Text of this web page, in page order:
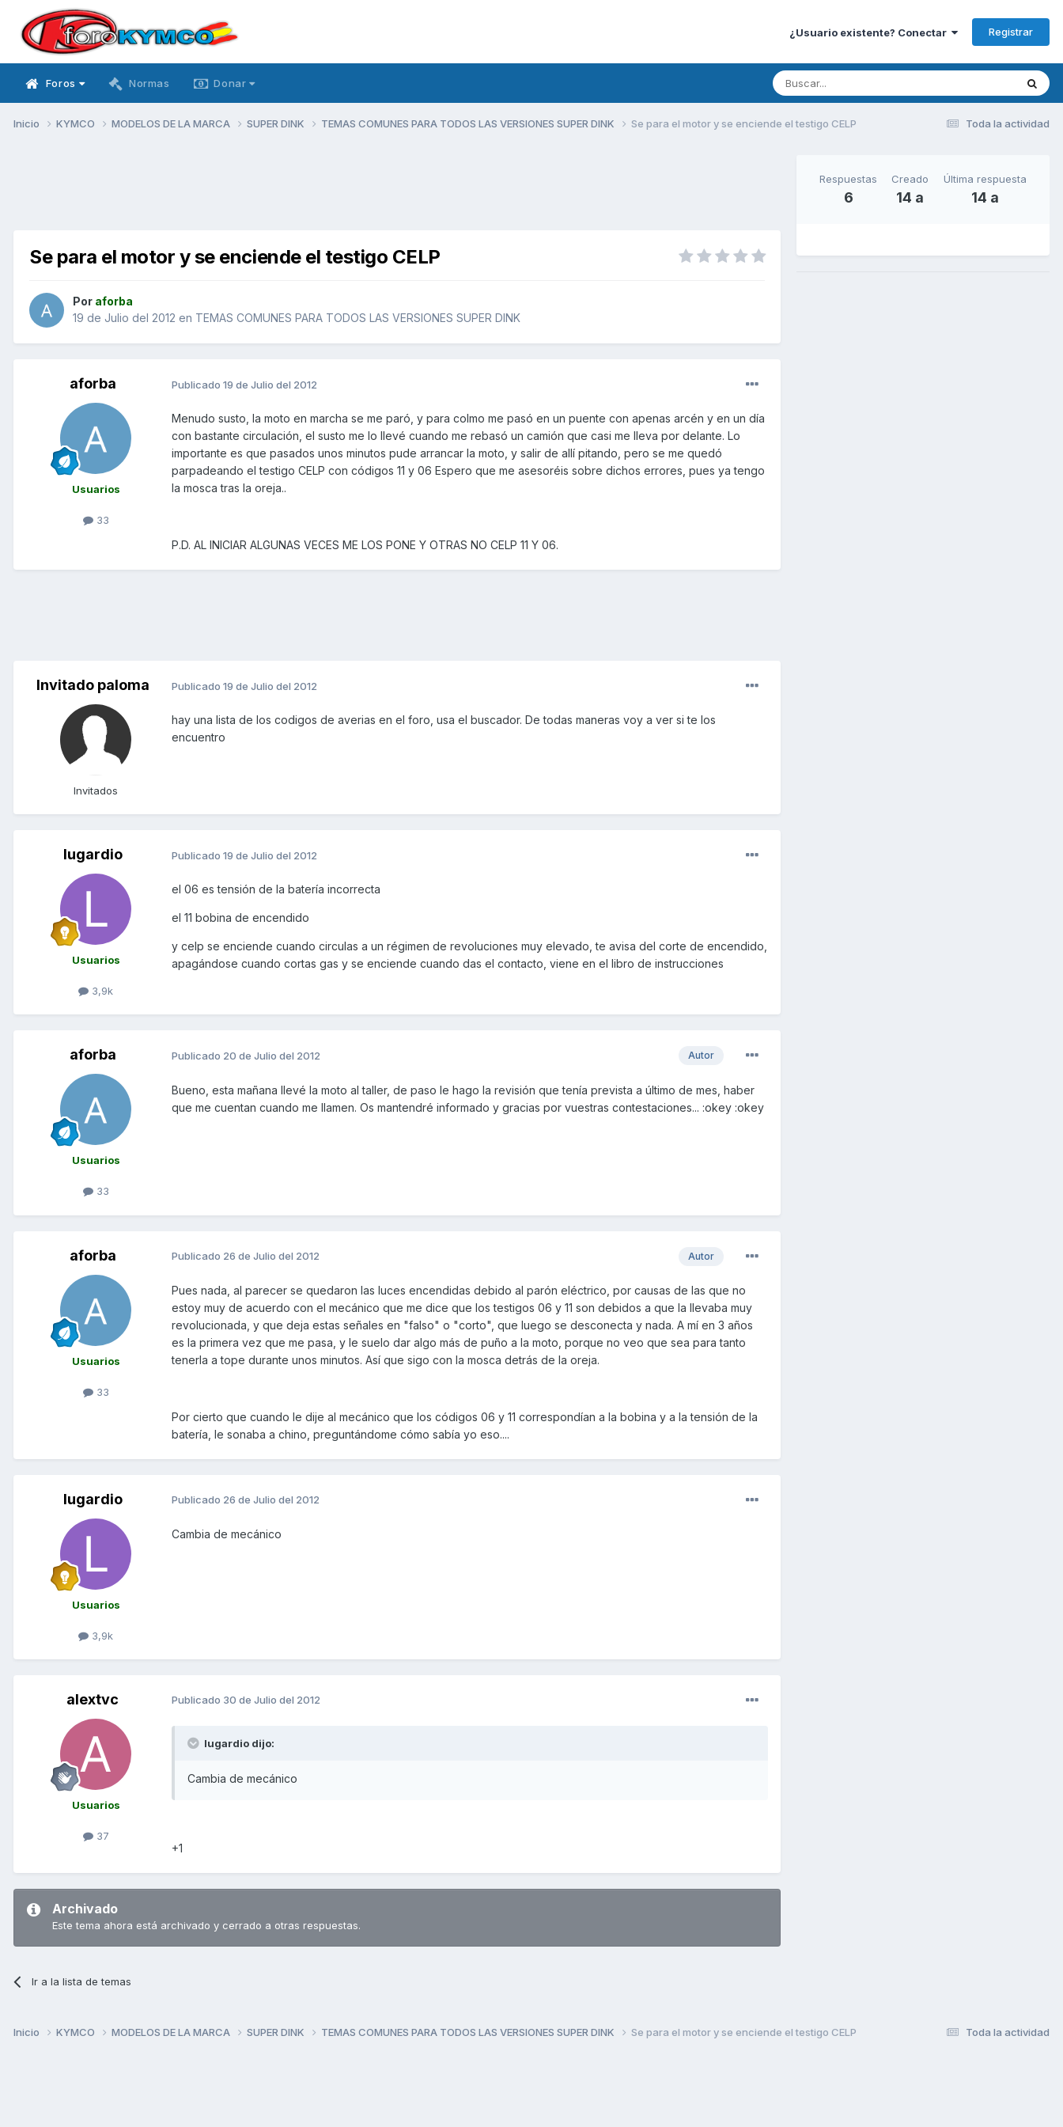
¿Usuario existente? Conectar Registrar
Foros Normas Donar
Toda la actividad
Inicio KYMCO MODELOS DE LA MARCA SUPER DINK TEMAS COMUNES PARA TODOS LAS VERSIONES SUPER DINK Se para el motor y se enciende el testigo CELP
Se para el motor y se enciende el testigo CELP
Por aforba
19 de Julio del 2012 en TEMAS COMUNES PARA TODOS LAS VERSIONES SUPER DINK
aforba
Usuarios
33
Publicado 19 de Julio del 2012
Menudo susto, la moto en marcha se me paró, y para colmo me pasó en un puente con apenas arcén y en un día
con bastante circulación, el susto me lo llevé cuando me rebasó un camión que casi me lleva por delante. Lo
importante es que pasados unos minutos pude arrancar la moto, y salir de allí pitando, pero se me quedó
parpadeando el testigo CELP con códigos 11 y 06 Espero que me asesoréis sobre dichos errores, pues ya tengo
la mosca tras la oreja..
P.D. AL INICIAR ALGUNAS VECES ME LOS PONE Y OTRAS NO CELP 11 Y 06.
Invitado paloma
Invitados
Publicado 19 de Julio del 2012
hay una lista de los codigos de averias en el foro, usa el buscador. De todas maneras voy a ver si te los
encuentro
lugardio
Usuarios
3,9k
Publicado 19 de Julio del 2012
el 06 es tensión de la batería incorrecta
el 11 bobina de encendido
y celp se enciende cuando circulas a un régimen de revoluciones muy elevado, te avisa del corte de encendido,
apagándose cuando cortas gas y se enciende cuando das el contacto, viene en el libro de instrucciones
aforba
Usuarios
33
Autor
Publicado 20 de Julio del 2012
Bueno, esta mañana llevé la moto al taller, de paso le hago la revisión que tenía prevista a último de mes, haber
que me cuentan cuando me llamen. Os mantendré informado y gracias por vuestras contestaciones... :okey :okey
aforba
Usuarios
33
Autor
Publicado 26 de Julio del 2012
Pues nada, al parecer se quedaron las luces encendidas debido al parón eléctrico, por causas de las que no
estoy muy de acuerdo con el mecánico que me dice que los testigos 06 y 11 son debidos a que la llevaba muy
revolucionada, y que deja estas señales en "falso" o "corto", que luego se desconecta y nada. A mí en 3 años
es la primera vez que me pasa, y le suelo dar algo más de puño a la moto, porque no veo que sea para tanto
tenerla a tope durante unos minutos. Así que sigo con la mosca detrás de la oreja.
Por cierto que cuando le dije al mecánico que los códigos 06 y 11 correspondían a la bobina y a la tensión de la
batería, le sonaba a chino, preguntándome cómo sabía yo eso....
lugardio
Usuarios
3,9k
Publicado 26 de Julio del 2012
Cambia de mecánico
alextvc
Usuarios
37
Publicado 30 de Julio del 2012
lugardio dijo:
Cambia de mecánico
+1
Archivado
Este tema ahora está archivado y cerrado a otras respuestas.
Ir a la lista de temas
Respuestas
6
Creado
14 a
Última respuesta
14 a
Toda la actividad
Inicio KYMCO MODELOS DE LA MARCA SUPER DINK TEMAS COMUNES PARA TODOS LAS VERSIONES SUPER DINK Se para el motor y se enciende el testigo CELP